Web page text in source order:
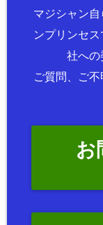
マジシャン
ンプリンセ
社への
ご質問、ご
お